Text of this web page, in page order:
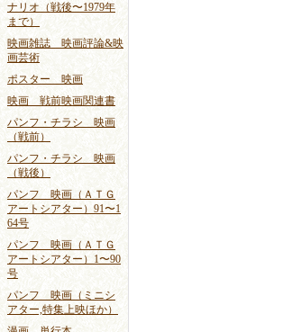
ナリオ（戦後〜1979年
まで）
映画雑誌 映画評論&映
画芸術
ポスター 映画
映画 戦前映画関連書
パンフ・チラシ 映画
（戦前）
パンフ・チラシ 映画
（戦後）
パンフ 映画（ＡＴＧ
アートシアター）91〜1
64号
パンフ 映画（ＡＴＧ
アートシアター）1〜90
号
パンフ 映画（ミニシ
アター,特集上映ほか）